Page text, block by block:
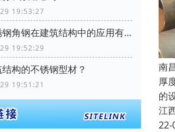
19:53:27
不锈钢槽钢和不锈钢角钢在建筑结构中的应用有何区别？
19:52:29
构的不锈钢型材？
19:51:21
南
厚
的
江
22-